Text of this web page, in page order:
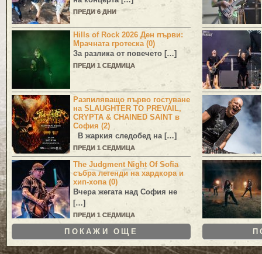
ПРЕДИ 6 ДНИ
Hills of Rock 2026 Ден първи:
Мрачната гротеска (0)
За разлика от повечето […]
ПРЕДИ 1 СЕДМИЦА
Разпиляващо първо гостуване
на SLAUGHTER TO PREVAIL,
CRYPTA & CHAINED SAINT в
София (2)
В жаркия следобед на […]
ПРЕДИ 1 СЕДМИЦА
The Judgment Night Of Sofia
събра легенди на хардкора и
хип-хопа (0)
Вчера жегата над София не
[…]
ПРЕДИ 1 СЕДМИЦА
ПОКАЖИ ОЩЕ